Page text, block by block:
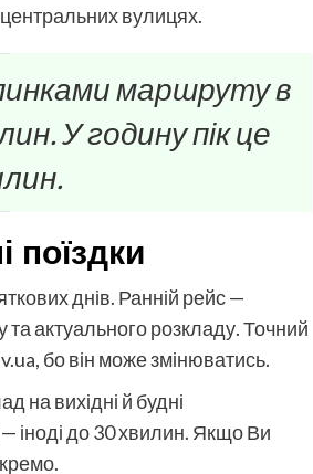
вулицях.
маршруту в
У годину пік це
поїздки
днів. Ранній рейс —
актуального розкладу. Точний
бо він може змінюватись.
на вихідні й будні
— іноді до 30 хвилин. Якщо Ви